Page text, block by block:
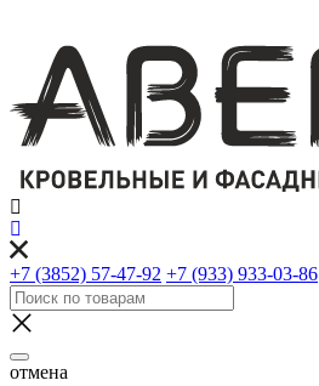
+7 (3852) 57-47-92 +7 (933) 933-03-86
отмена